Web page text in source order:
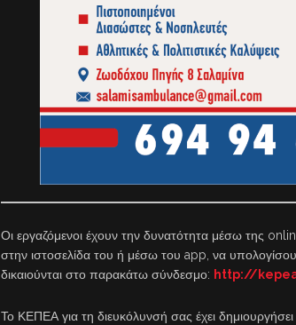
Οι εργαζόμενοι έχουν την δυνατότητα μέσω της
στην ιστοσελίδα του ή μέσω του app, να
δικαιούνται στο παρακάτω σύνδεσμο: http://
Το ΚΕΠΕΑ για τη διευκόλυνσή σας έχει δημιουργήσει